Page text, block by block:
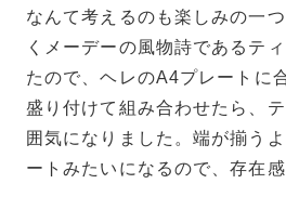
なんて考えるのも楽しみの一
くメーデーの風物詩であるテ
たので、ヘレのA4プレートに
盛り付けて組み合わせたら、
囲気になりました。端が揃う
ートみたいになるので、存在